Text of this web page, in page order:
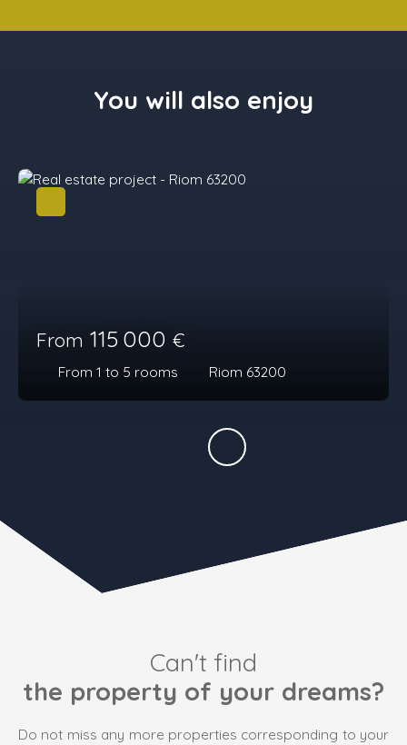
You will also enjoy
From 115 000 €
From 1 to 5 rooms Riom 63200
Can't find
the property of your dreams?
Do not miss any more properties corresponding to your